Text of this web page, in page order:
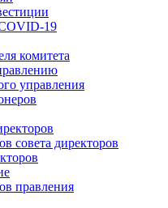
комитета
управления
совета директоров
правления